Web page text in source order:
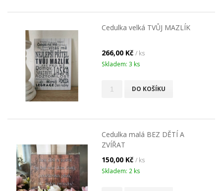
Cedulka velká TVŮJ MAZLÍK
266,00 Kč / ks
Skladem: 3 ks
DO KOŠÍKU
Cedulka malá BEZ DĚTÍ A
ZVÍŘAT
150,00 Kč / ks
Skladem: 2 ks